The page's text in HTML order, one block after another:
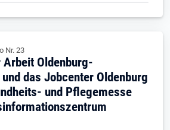
Nr. 23
Oldenburg-
das Jobcenter Oldenburg
und Pflegemesse